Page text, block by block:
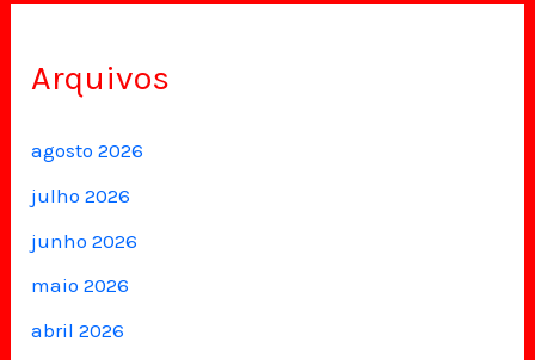
Arquivos
agosto 2026
julho 2026
junho 2026
maio 2026
abril 2026